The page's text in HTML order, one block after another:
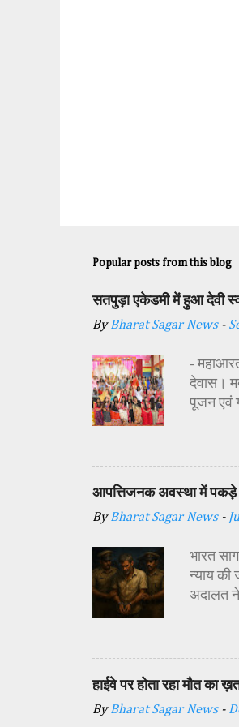
Popular posts from this blog
सतपुड़ा एकेडमी में हुआ देवी
ByBharat Sagar News -
-
देवास।
पूजन एवं
अतिथि
प्रबंधक
विधि-
कन्याओं
आपत्तिजनक अवस्था में पकड़े
ByBharat Sagar News -
भारत
न्याय की
अदालत
किया
इसी बात
दिया।
डाले और
हाईवे पर होता रहा मौत का
ByBharat Sagar News -